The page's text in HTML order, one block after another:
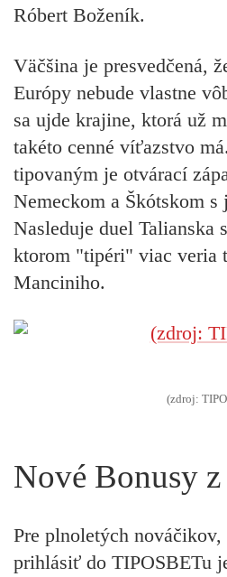
Róbert Boženík.
Väčšina je presvedčená,
Európy nebude vlastne
sa ujde krajine, ktorá už
takéto cenné víťazstvo
tipovaným je otvárací
Nemeckom a Škótskom
Nasleduje duel Talianska
ktorom "tipéri" viac veria
Manciniho.
(zdroj:
Nové Bonusy
Pre plnoletých
prihlásiť do TIPOSBETu